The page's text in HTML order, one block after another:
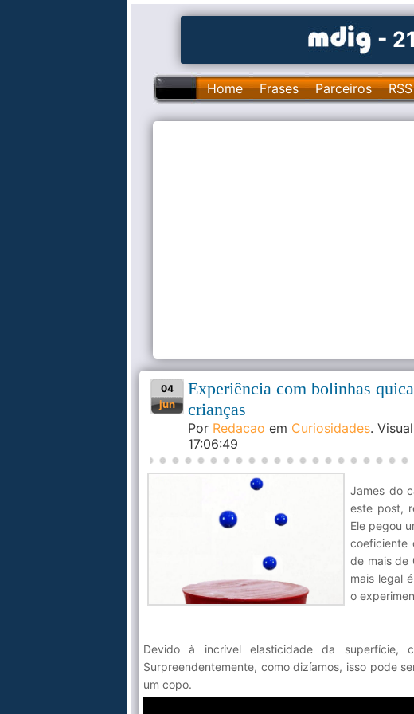
-
Home Frases Parceiros
04
jun
Experiência com bolinhas
crianças
Por Redacao em Curiosidades.
17:06:49
James do
este post,
Ele pegou
coeficiente
de mais de
mais legal
o
Devido à incrível elasticidade da superfície,
Surpreendentemente, como dizíamos, isso pode
um copo.